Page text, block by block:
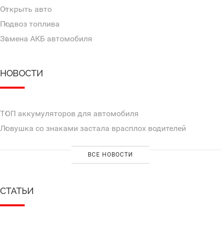
Открыть авто
Подвоз топлива
Замена АКБ автомобиля
НОВОСТИ
ТОП аккумуляторов для автомобиля
Ловушка со знаками застала врасплох водителей
ВСЕ НОВОСТИ
СТАТЬИ